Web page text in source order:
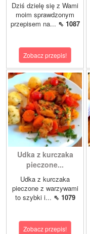
Dziś dzielę się z Wami
moim sprawdzonym
przepisem na... ⇖ 1087
Zobacz przepis!
Udka z kurczaka
pieczone...
Udka z kurczaka
pieczone z warzywami
to szybki i... ⇖ 1079
Zobacz przepis!